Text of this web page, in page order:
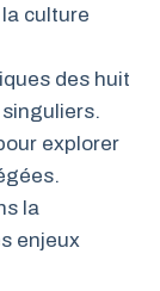
culture
des huit
explorer
la
enjeux